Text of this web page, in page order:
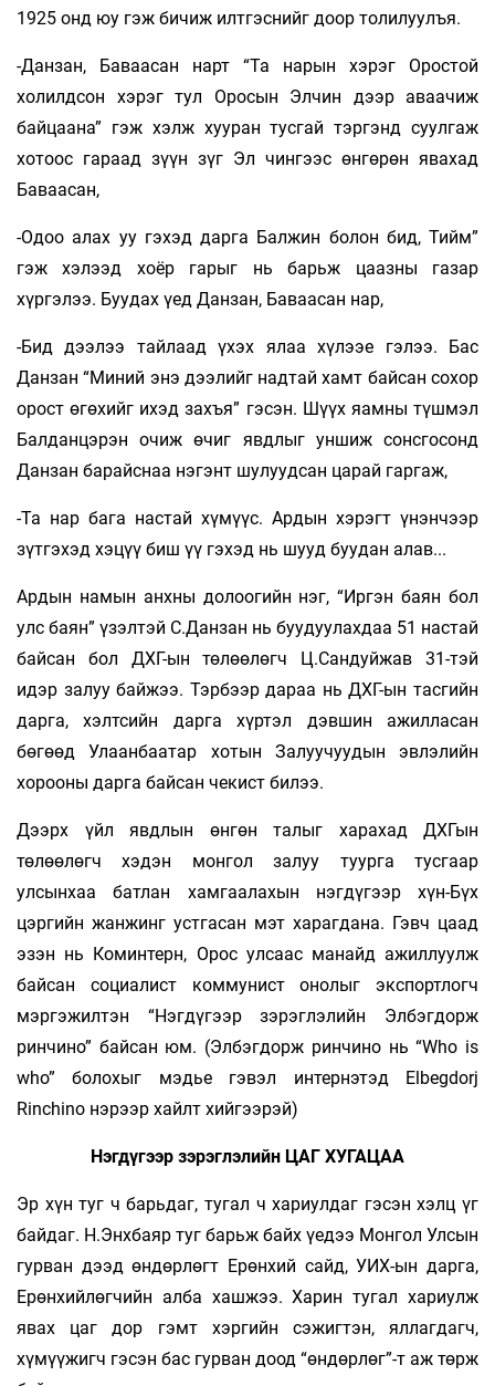
1925 онд юу гэж бичиж илтгэснийг доор толилуулъя.
-Данзан, Баваасан нарт “Та нарын хэрэг Оростой
холилдсон хэрэг тул Оросын Элчин дээр аваачиж
байцаана” гэж хэлж хууран тусгай тэргэнд суулгаж
хотоос гараад зүүн зүг Эл­ чингээс өнгөрөн явахад
Баваасан,
-Одоо алах уу гэхэд дарга Балжин болон бид, Тийм”
гэж хэлээд хоёр гарыг нь барьж цаазны газар
хүргэлээ. Буудах үед Данзан, Баваасан нар,
-Бид дээлээ тайлаад үхэх ялаа хүлээе гэлээ. Бас
Данзан “Миний энэ дээлийг надтай хамт байсан сохор
орост өгөхийг ихэд захъя” гэсэн. Шүүх яамны түшмэл
Балданцэрэн очиж өчиг явдлыг уншиж сонсгосонд
Данзан барайснаа нэгэнт шулуудсан царай гаргаж,
-Та нар бага настай хүмүүс. Ардын хэрэгт үнэнчээр
зүтгэхэд хэцүү биш үү гэхэд нь шууд буудан алав...
Ардын намын анхны долоогийн нэг, “Иргэн баян бол
улс баян” үзэлтэй С.Данзан нь буудуулахдаа 51 настай
байсан бол ДХГ-ын төлөөлөгч Ц.Сандуйжав 31-тэй
идэр залуу байжээ. Тэр­бээр дараа нь ДХГ-ын тасгийн
дарга, хэлтсийн дарга хүртэл дэвшин ажилласан
бөгөөд Улаанбаатар хотын Залуучуудын эвлэлийн
хорооны дарга байсан чекист билээ.
Дээрх үйл явдлын өнгөн талыг харахад ДХГын
төлөөлөгч хэдэн монгол залуу туурга тусгаар
улсынхаа батлан хамгаалахын нэгдүгээр хүн-Бүх
цэргийн жанжинг устгасан мэт харагдана. Гэвч цаад
эзэн нь Коминтерн, Орос улсаас манайд ажиллуулж
байсан социалист коммунист онолыг экспортлогч
мэргэжилтэн “Нэгдүгээр зэрэглэлийн Элбэгдорж
ринчино” байсан юм. (Элбэгдорж ринчино нь “Who is
who” болохыг мэдье гэвэл интернэтэд Elbegdorj
Rinchino нэрээр хайлт хийгээрэй)
Нэгдүгээр зэрэглэлийн ЦАГ ХУГАЦАА
Эр хүн туг ч барьдаг, тугал ч хариулдаг гэсэн хэлц үг
байдаг. Н.Энхбаяр туг барьж байх үедээ Монгол Улсын
гурван дээд өндөрлөгт Ерөнхий сайд, УИХ-ын дарга,
Ерөнхийлөгчийн алба хашжээ. Харин тугал хариулж
явах цаг дор гэмт хэргийн сэжигтэн, яллагдагч,
хүмүүжигч гэсэн бас гурван доод “өндөрлөг”-т аж төрж